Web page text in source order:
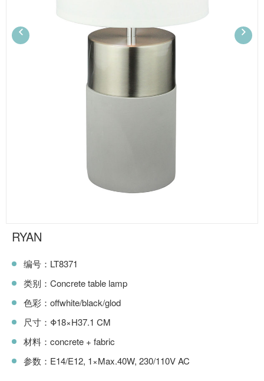
RYAN
编号：LT8371
类别：Concrete table lamp
色彩：offwhite/black/glod
尺寸：Φ18×H37.1 CM
材料：concrete + fabric
参数：E14/E12, 1×Max.40W, 230/110V AC